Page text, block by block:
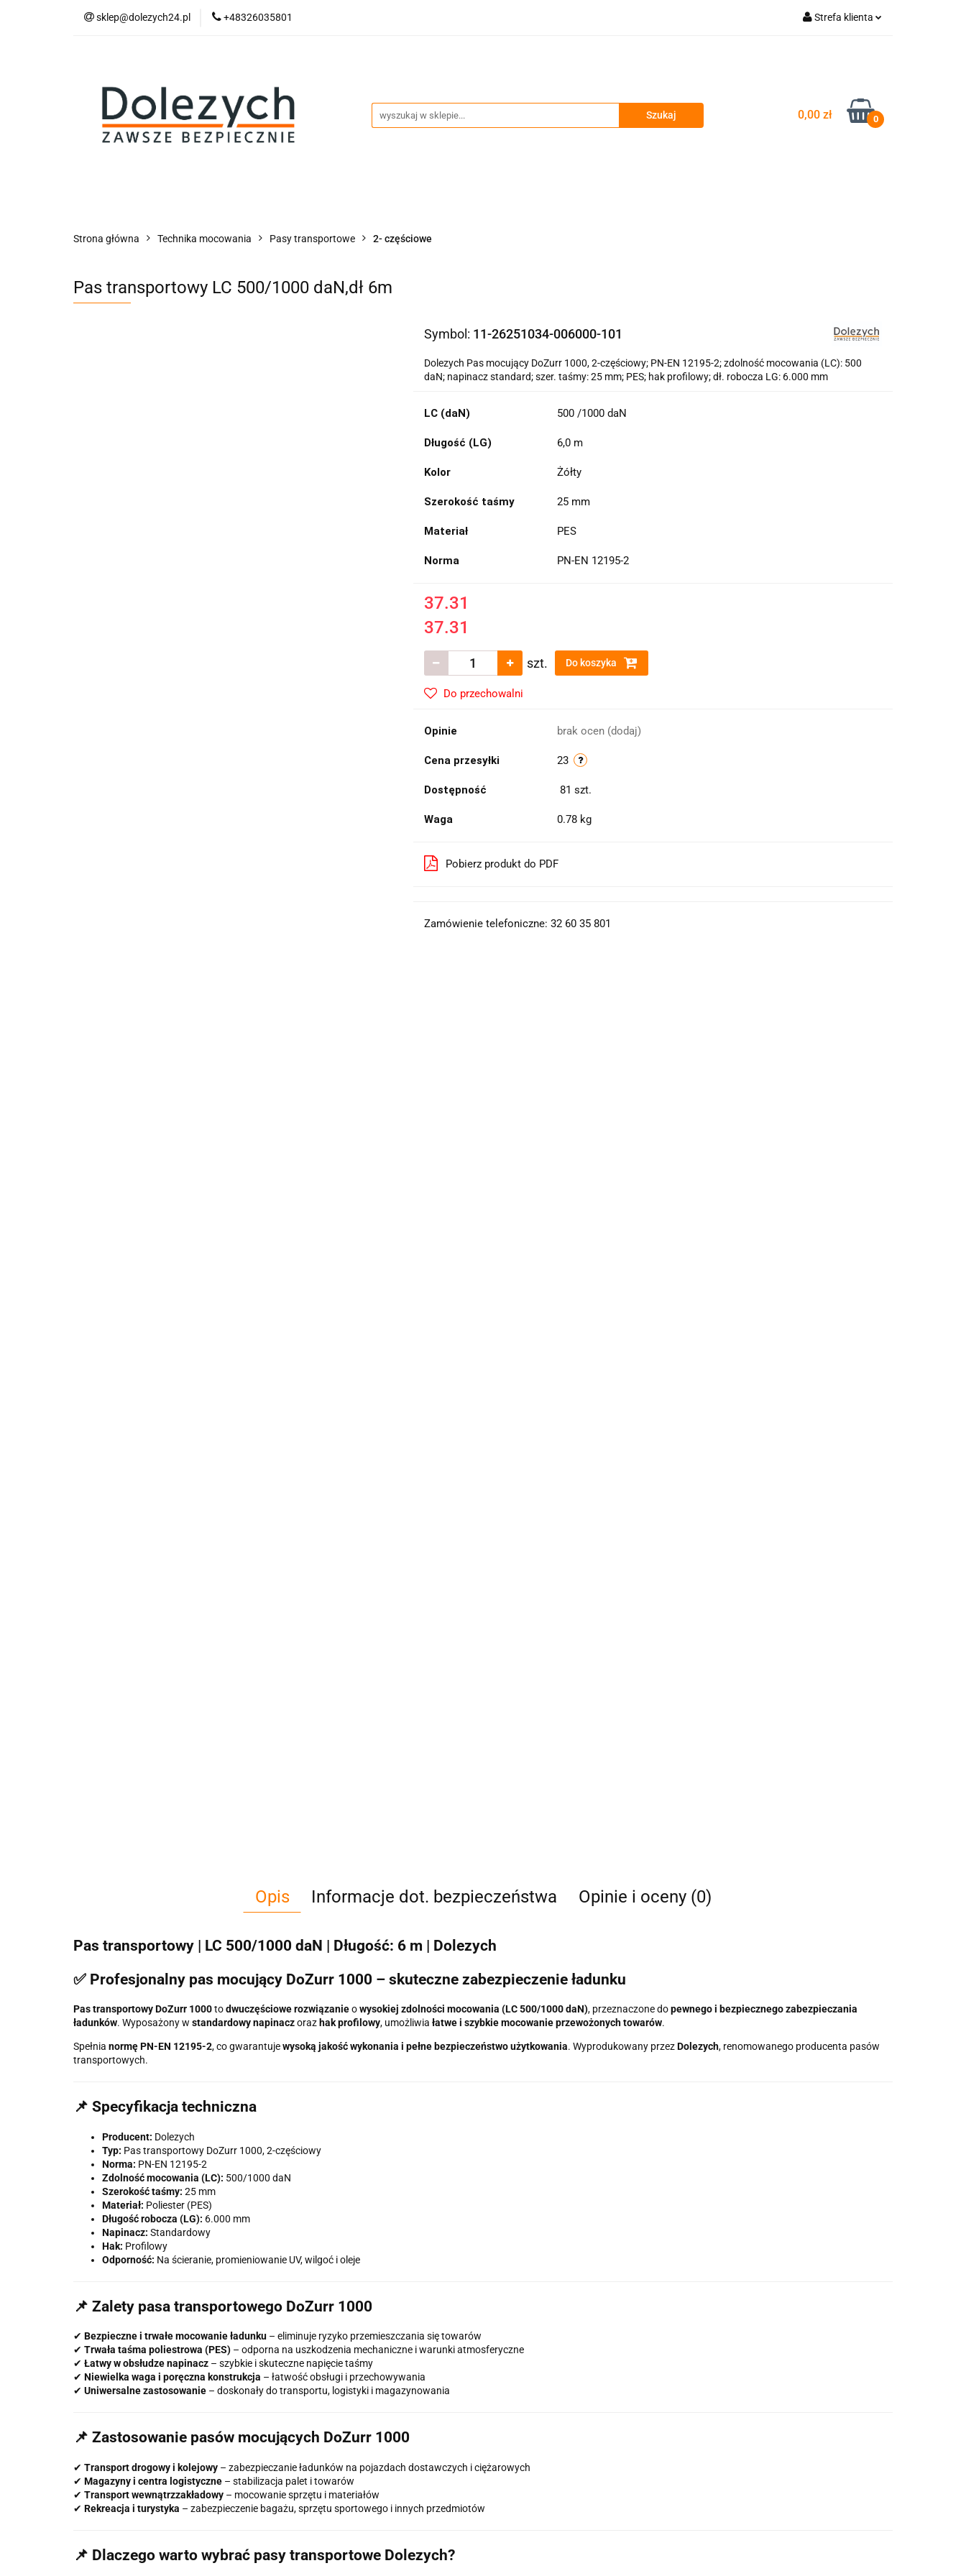
sklep@dolezych24.pl +48326035801 Strefa klienta
Dodaj zgłoszenie
Zgody cookies
0,00 zł 0
Technika mocowania
Strona główna Technika mocowania Pasy transportowe 2- częściowe
Pas transportowy LC 500/1000 daN,dł 6m
Symbol: 11-26251034-006000-101
Dolezych Pas mocujący DoZurr 1000, 2-częściowy; PN-EN 12195-2; zdolność mocowania (LC): 500
daN; napinacz standard; szer. taśmy: 25 mm; PES; hak profilowy; dł. robocza LG: 6.000 mm
LC (daN) 500 /1000 daN
Długość (LG) 6,0 m
Kolor Żółty
Szerokość taśmy 25 mm
Materiał PES
Norma PN-EN 12195-2
37.31
37.31
szt. Do koszyka
Do przechowalni
Opinie brak ocen (dodaj)
Cena przesyłki 23
Dostępność 81 szt.
Waga 0.78 kg
Pobierz produkt do PDF
Zamówienie telefoniczne: 32 60 35 801
Opis Informacje dot. bezpieczeństwa Opinie i oceny (0)
Pas transportowy | LC 500/1000 daN | Długość: 6 m | Dolezych
✅ Profesjonalny pas mocujący DoZurr 1000 – skuteczne zabezpieczenie ładunku
Pas transportowy DoZurr 1000todwuczęściowe rozwiązanieowysokiej zdolności mocowania (LC 500/1000 daN), przeznaczone dopewnego i bezpiecznego zabezpieczania
ładunków. Wyposażony w standardowy napinaczoraz hak profilowy, umożliwia łatwe i szybkie mocowanie przewożonych towarów.
Spełnia normę PN-EN 12195-2, co gwarantujewysoką jakość wykonania i pełne bezpieczeństwo użytkowania. Wyprodukowany przezDolezych, renomowanego producenta pasów
transportowych.
📌 Specyfikacja techniczna
Producent: Dolezych
Typ: Pas transportowy DoZurr 1000, 2-częściowy
Norma: PN-EN 12195-2
Zdolność mocowania (LC): 500/1000 daN
Szerokość taśmy: 25 mm
Materiał: Poliester (PES)
Długość robocza (LG): 6.000 mm
Napinacz: Standardowy
Hak: Profilowy
Odporność: Na ścieranie, promieniowanie UV, wilgoć i oleje
📌 Zalety pasa transportowego DoZurr 1000
✔ Bezpieczne i trwałe mocowanie ładunku – eliminuje ryzyko przemieszczania się towarów
✔ Trwała taśma poliestrowa (PES) – odporna na uszkodzenia mechaniczne i warunki atmosferyczne
✔ Łatwy w obsłudze napinacz – szybkie i skuteczne napięcie taśmy
✔ Niewielka waga i poręczna konstrukcja – łatwość obsługi i przechowywania
✔ Uniwersalne zastosowanie – doskonały do transportu, logistyki i magazynowania
📌 Zastosowanie pasów mocujących DoZurr 1000
✔ Transport drogowy i kolejowy – zabezpieczanie ładunków na pojazdach dostawczych i ciężarowych
✔ Magazyny i centra logistyczne – stabilizacja palet i towarów
✔ Transport wewnątrzzakładowy – mocowanie sprzętu i materiałów
✔ Rekreacja i turystyka – zabezpieczenie bagażu, sprzętu sportowego i innych przedmiotów
📌 Dlaczego warto wybrać pasy transportowe Dolezych?